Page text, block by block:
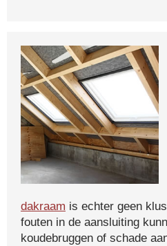
dakraam is echter geen
fouten in de aansluiting
koudebruggen of schade